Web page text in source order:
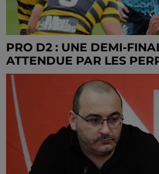
PRO D2 : UNE DEMI-
ATTENDUE PAR LES